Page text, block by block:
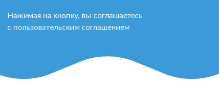
Нажимая на кнопку, вы соглашаетесь
с пользовательским соглашением